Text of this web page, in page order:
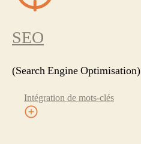
SEO
(Search Engine Optimisation)
Intégration de mots-clés